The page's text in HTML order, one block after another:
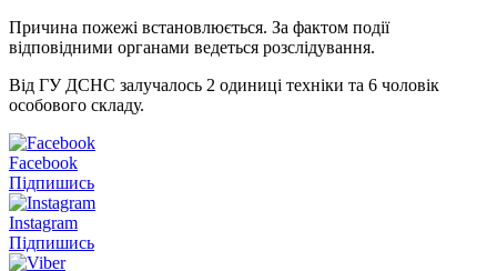
Причина пожежі встановлюється. За фактом події
відповідними органами ведеться розслідування.
Від ГУ ДСНС залучалось 2 одиниці техніки та 6 чоловік
особового складу.
Facebook
Підпишись
Instagram
Підпишись